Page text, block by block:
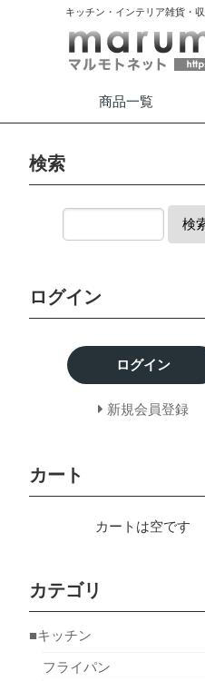
キッチン・インテリア雑貨・
商品一覧
検索
検
ログイン
ログイン
新規会員登録
カート
カートは空です
カテゴリ
■キッチン
フライパン